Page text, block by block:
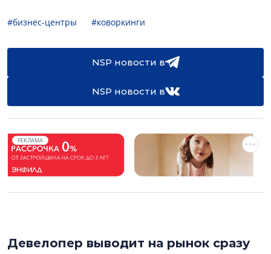
#бизнес-центры #коворкинги
NSP новости в
NSP новости в
РЕКЛАМА
Девелопер выводит на рынок сразу